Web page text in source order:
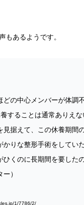
もあるようです。
どの中心メンバーが体調
することは通常ありえ
見据えて、この休養期間
りな整形手術をしていた
くのに長期間を要したの
）
1/7786/2/